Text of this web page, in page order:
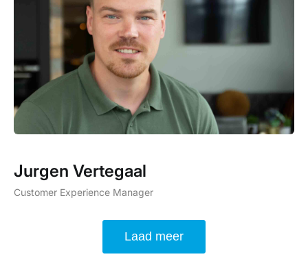
Jurgen Vertegaal
Customer Experience Manager
Laad meer